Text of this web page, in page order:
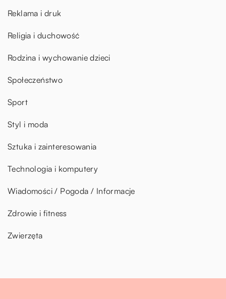
Reklama i druk
Religia i duchowość
Rodzina i wychowanie dzieci
Społeczeństwo
Sport
Styl i moda
Sztuka i zainteresowania
Technologia i komputery
Wiadomości / Pogoda / Informacje
Zdrowie i fitness
Zwierzęta